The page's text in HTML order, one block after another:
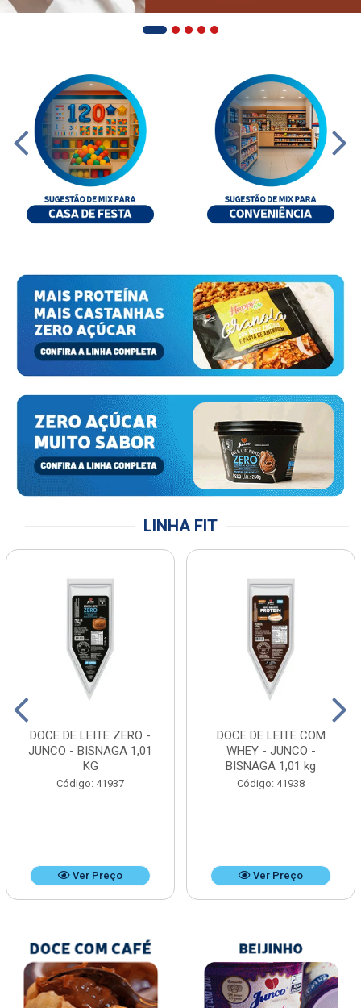
LINHA FIT
DOCE DE LEITE ZERO -
JUNCO - BISNAGA 1,01
KG
Código: 41937
Ver Preço
DOCE DE LEITE COM
WHEY - JUNCO -
BISNAGA 1,01 kg
Código: 41938
Ver Preço